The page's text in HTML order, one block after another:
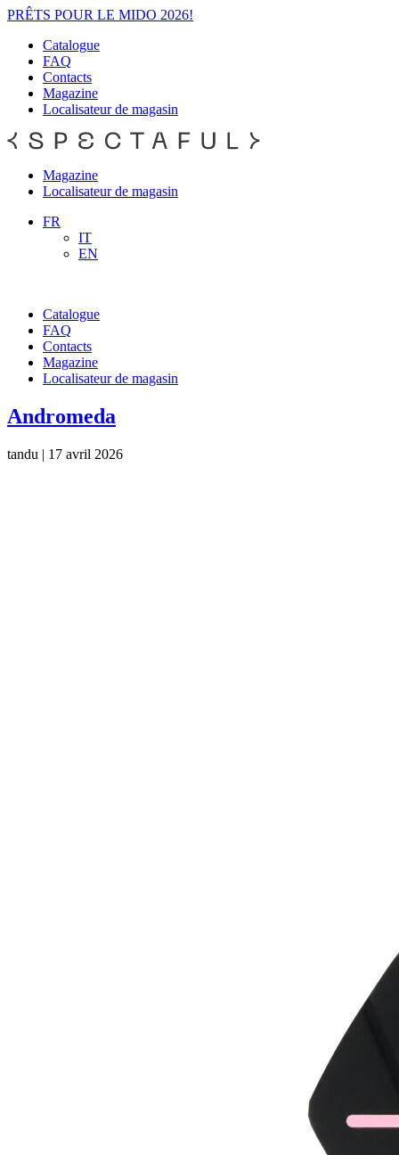
PRÊTS POUR LE MIDO 2026!
Catalogue
FAQ
Contacts
Magazine
Localisateur de magasin
Magazine
Localisateur de magasin
FR
IT
EN
Catalogue
FAQ
Contacts
Magazine
Localisateur de magasin
Andromeda
tandu | 17 avril 2026